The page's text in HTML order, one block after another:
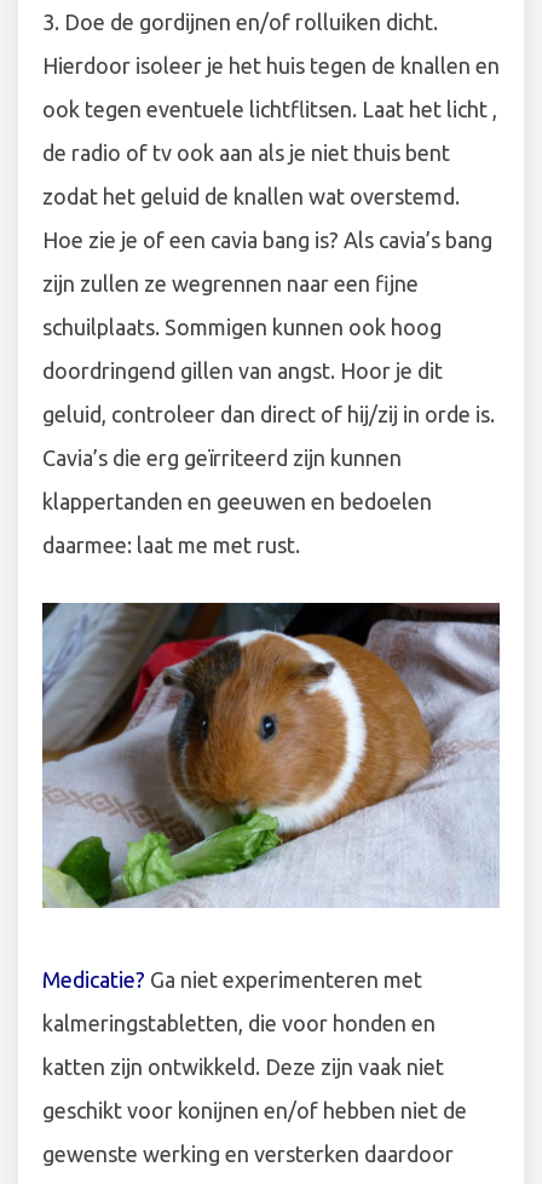
3. Doe de gordijnen en/of rolluiken dicht.
Hierdoor isoleer je het huis tegen de knallen en
ook tegen eventuele lichtflitsen. Laat het licht ,
de radio of tv ook aan als je niet thuis bent
zodat het geluid de knallen wat overstemd.
Hoe zie je of een cavia bang is? Als cavia’s bang
zijn zullen ze wegrennen naar een fijne
schuilplaats. Sommigen kunnen ook hoog
doordringend gillen van angst. Hoor je dit
geluid, controleer dan direct of hij/zij in orde is.
Cavia’s die erg geïrriteerd zijn kunnen
klappertanden en geeuwen en bedoelen
daarmee: laat me met rust.
Medicatie? Ga niet experimenteren met
kalmeringstabletten, die voor honden en
katten zijn ontwikkeld. Deze zijn vaak niet
geschikt voor konijnen en/of hebben niet de
gewenste werking en versterken daardoor